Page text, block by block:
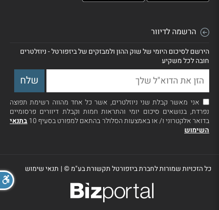
הרשמה לדיוור
הירשם לסיכום היומי של שוק ההון ולמבזקים של ביזפורטל - ניוזלטרים
חובה לכל משקיע
אני מאשר קבלת שני ניוזלטרים, אשר כל אחד מהווה רשימת תפוצה
נפרדת, בנושאים סיכום יומי והתראות חמות וקבלת דיוורים פרסומיים
בדואר אלקטרוני ו/ או באמצעות הסלולר בהתאם למפורט בסעיף 10
בתנאי
השימוש
כל הזכויות שמורות לחברת ביזפורטל תקשורת בע"מ ©| תנאי שימוש